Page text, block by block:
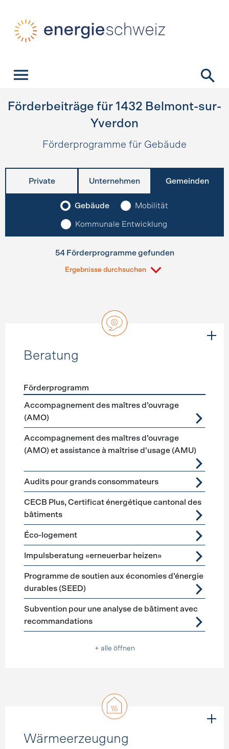
Förderbeiträge für 1432 Belmont-sur-
Yverdon
Förderprogramme für Gebäude
Private Unternehmen Gemeinden
Gebäude Mobilität
Kommunale Entwicklung
54 Förderprogramme gefunden
Ergebnisse durchsuchen
Beratung
Förderprogramme Beratung
Förderprogramm
Accompagnement des maîtres d’ouvrage
(AMO)
Accompagnement des maîtres d’ouvrage
(AMO) et assistance à maîtrise d'usage (AMU)
Audits pour grands consommateurs
CECB Plus, Certificat énergétique cantonal des
bâtiments
Éco-logement
Impulsberatung «erneuerbar heizen»
Programme de soutien aux économies d’énergie
durables (SEED)
Subvention pour une analyse de bâtiment avec
recommandations
+ alle öffnen
Wärmeerzeugung